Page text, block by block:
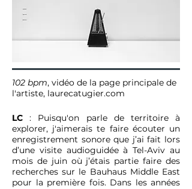
102 bpm, vidéo de la page principale de
l'artiste, laurecatugier.com
LC : Puisqu'on parle de territoire à
explorer, j'aimerais te faire écouter un
enregistrement sonore que j’ai fait lors
d’une visite audioguidée à Tel-Aviv au
mois de juin où j’étais partie faire des
recherches sur le Bauhaus Middle East
pour la première fois. Dans les années